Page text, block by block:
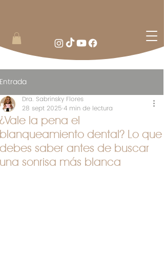
Entrada
¿Vale la pena el
blanqueamiento dental? Lo que
debes saber antes de buscar
una sonrisa más blanca
Dra. Sabrinsky Flores
28 sept 2025 4 min de lectura